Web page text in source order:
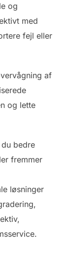
og
med
fejl eller
af
og lette
bedre
fremmer
løsninger